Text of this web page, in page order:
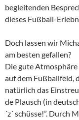
begleitenden
dieses Fußball-
Doch lassen wir
am besten gefallen?
Die gute
auf dem Fußballfeld,
natürlich das
de Plausch (in
´z´ schüsse!”. Durch